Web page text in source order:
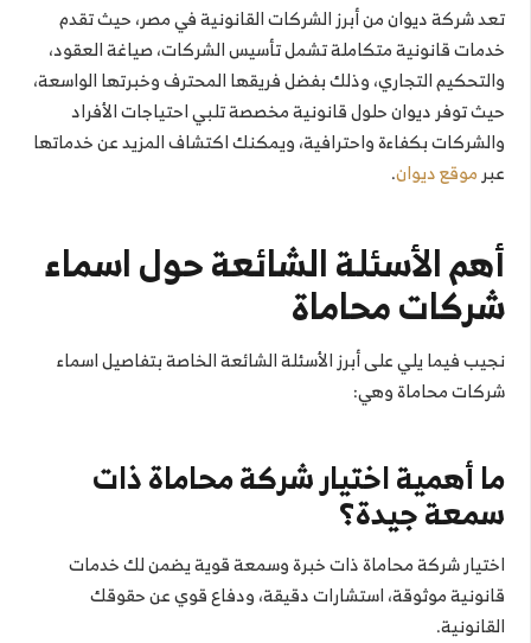
تعد شركة ديوان من أبرز الشركات القانونية في مصر، حيث تقدم
خدمات قانونية متكاملة تشمل تأسيس الشركات، صياغة العقود،
والتحكيم التجاري، وذلك بفضل فريقها المحترف وخبرتها الواسعة،
حيث توفر ديوان حلول قانونية مخصصة تلبي احتياجات الأفراد
والشركات بكفاءة واحترافية، ويمكنك اكتشاف المزيد عن خدماتها
عبرموقع ديوان.
أهم الأسئلة الشائعة حول اسماء
شركات محاماة
نجيب فيما يلي على أبرز الأسئلة الشائعة الخاصة بتفاصيل اسماء
شركات محاماة وهي:
ما أهمية اختيار شركة محاماة ذات
سمعة جيدة؟
اختيار شركة محاماة ذات خبرة وسمعة قوية يضمن لك خدمات
قانونية موثوقة، استشارات دقيقة، ودفاع قوي عن حقوقك
القانونية.